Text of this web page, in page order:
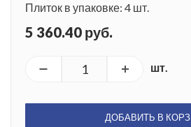
Плиток в упаковке: 4 шт.
5 360.40 руб.
шт.
ДОБАВИТЬ В